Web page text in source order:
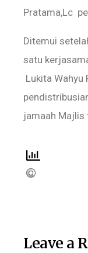
Pratama,Lc
Ditemui
satu
Lukita Wahyu
jamaah Majlis
Leave a